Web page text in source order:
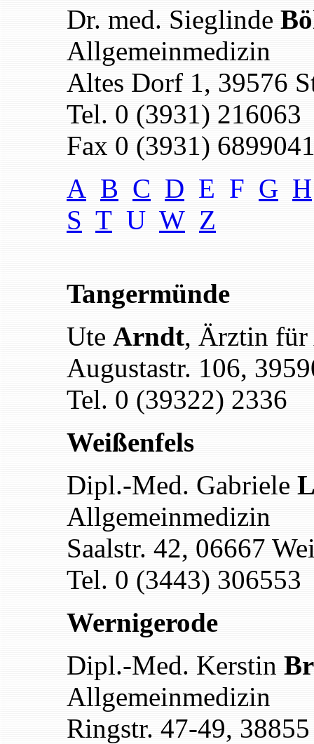
Dr. med. Sieglinde
Allgemeinmedizin
Altes Dorf 1, 39576
Tel. 0 (3931) 216063
Fax 0 (3931)
A B C D E F G H
S T U W Z
Tangermünde
Ute Arndt, Ärztin für
Augustastr. 106,
Tel. 0 (39322) 2336
Weißenfels
Dipl.-Med. Gabriele
Allgemeinmedizin
Saalstr. 42, 06667
Tel. 0 (3443) 306553
Wernigerode
Dipl.-Med. Kerstin
Allgemeinmedizin
Ringstr. 47-49,